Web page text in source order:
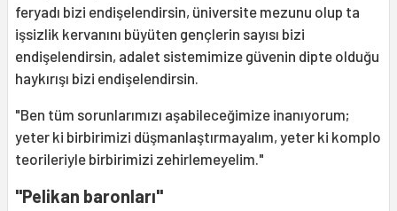
feryadı bizi endişelendirsin, üniversite mezunu olup ta
işsizlik kervanını büyüten gençlerin sayısı bizi
endişelendirsin, adalet sistemimize güvenin dipte olduğu
haykırışı bizi endişelendirsin.
"Ben tüm sorunlarımızı aşabileceğimize inanıyorum;
yeter ki birbirimizi düşmanlaştırmayalım, yeter ki komplo
teorileriyle birbirimizi zehirlemeyelim."
"Pelikan baronları"